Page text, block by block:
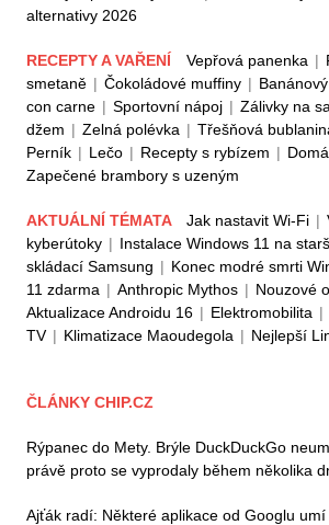
alternativy 2026
RECEPTY A VAŘENÍ Vepřová panenka |
smetaně | Čokoládové muffiny |
con carne | Sportovní nápoj | Zálivky na
džem | Zelná polévka | Třešňová
Perník | Lečo | Recepty s rybízem |
Zapečené brambory s uzeným
AKTUÁLNÍ TÉMATA Jak nastavit Wi-Fi |
kyberútoky | Instalace Windows 11 na
skládací Samsung | Konec modré smrti
11 zdarma | Anthropic Mythos | Nouzové
Aktualizace Androidu 16 | Elektromobilita |
TV | Klimatizace Maoudegola | Nejlepší
ČLÁNKY CHIP.CZ
Rýpanec do Mety. Brýle DuckDuckGo
právě proto se vyprodaly během několika
Ajťák radí: Některé aplikace od Googlu